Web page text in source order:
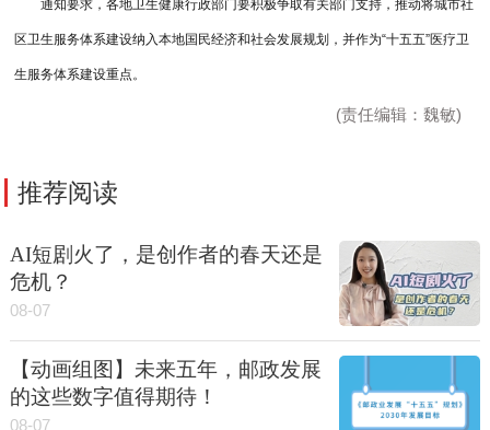
通知要求，各地卫生健康行政部门要积极争取有关部门支持，推动将城市社
区卫生服务体系建设纳入本地国民经济和社会发展规划，并作为“十五五”医疗卫
生服务体系建设重点。
(责任编辑：魏敏)
推荐阅读
AI短剧火了，是创作者的春天还是
危机？
08-07
【动画组图】未来五年，邮政发展
的这些数字值得期待！
08-07